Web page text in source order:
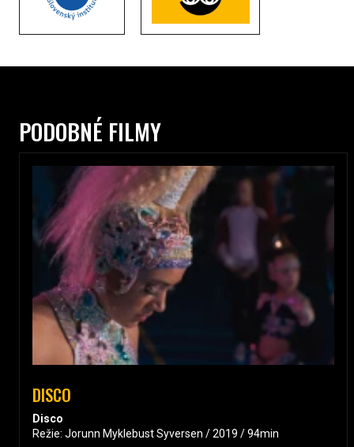
PODOBNÉ FILMY
DISCO
Disco
Režie: Jorunn Myklebust Syversen / 2019 / 94min